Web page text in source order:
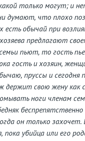
только могут; и
думают, что плохо
есть обычай при
предлагают
пьют, то гость
гость и хозяин,
пруссы и сегодня
держит свою жену как
ноги членам
он только захочет.
убийца или его